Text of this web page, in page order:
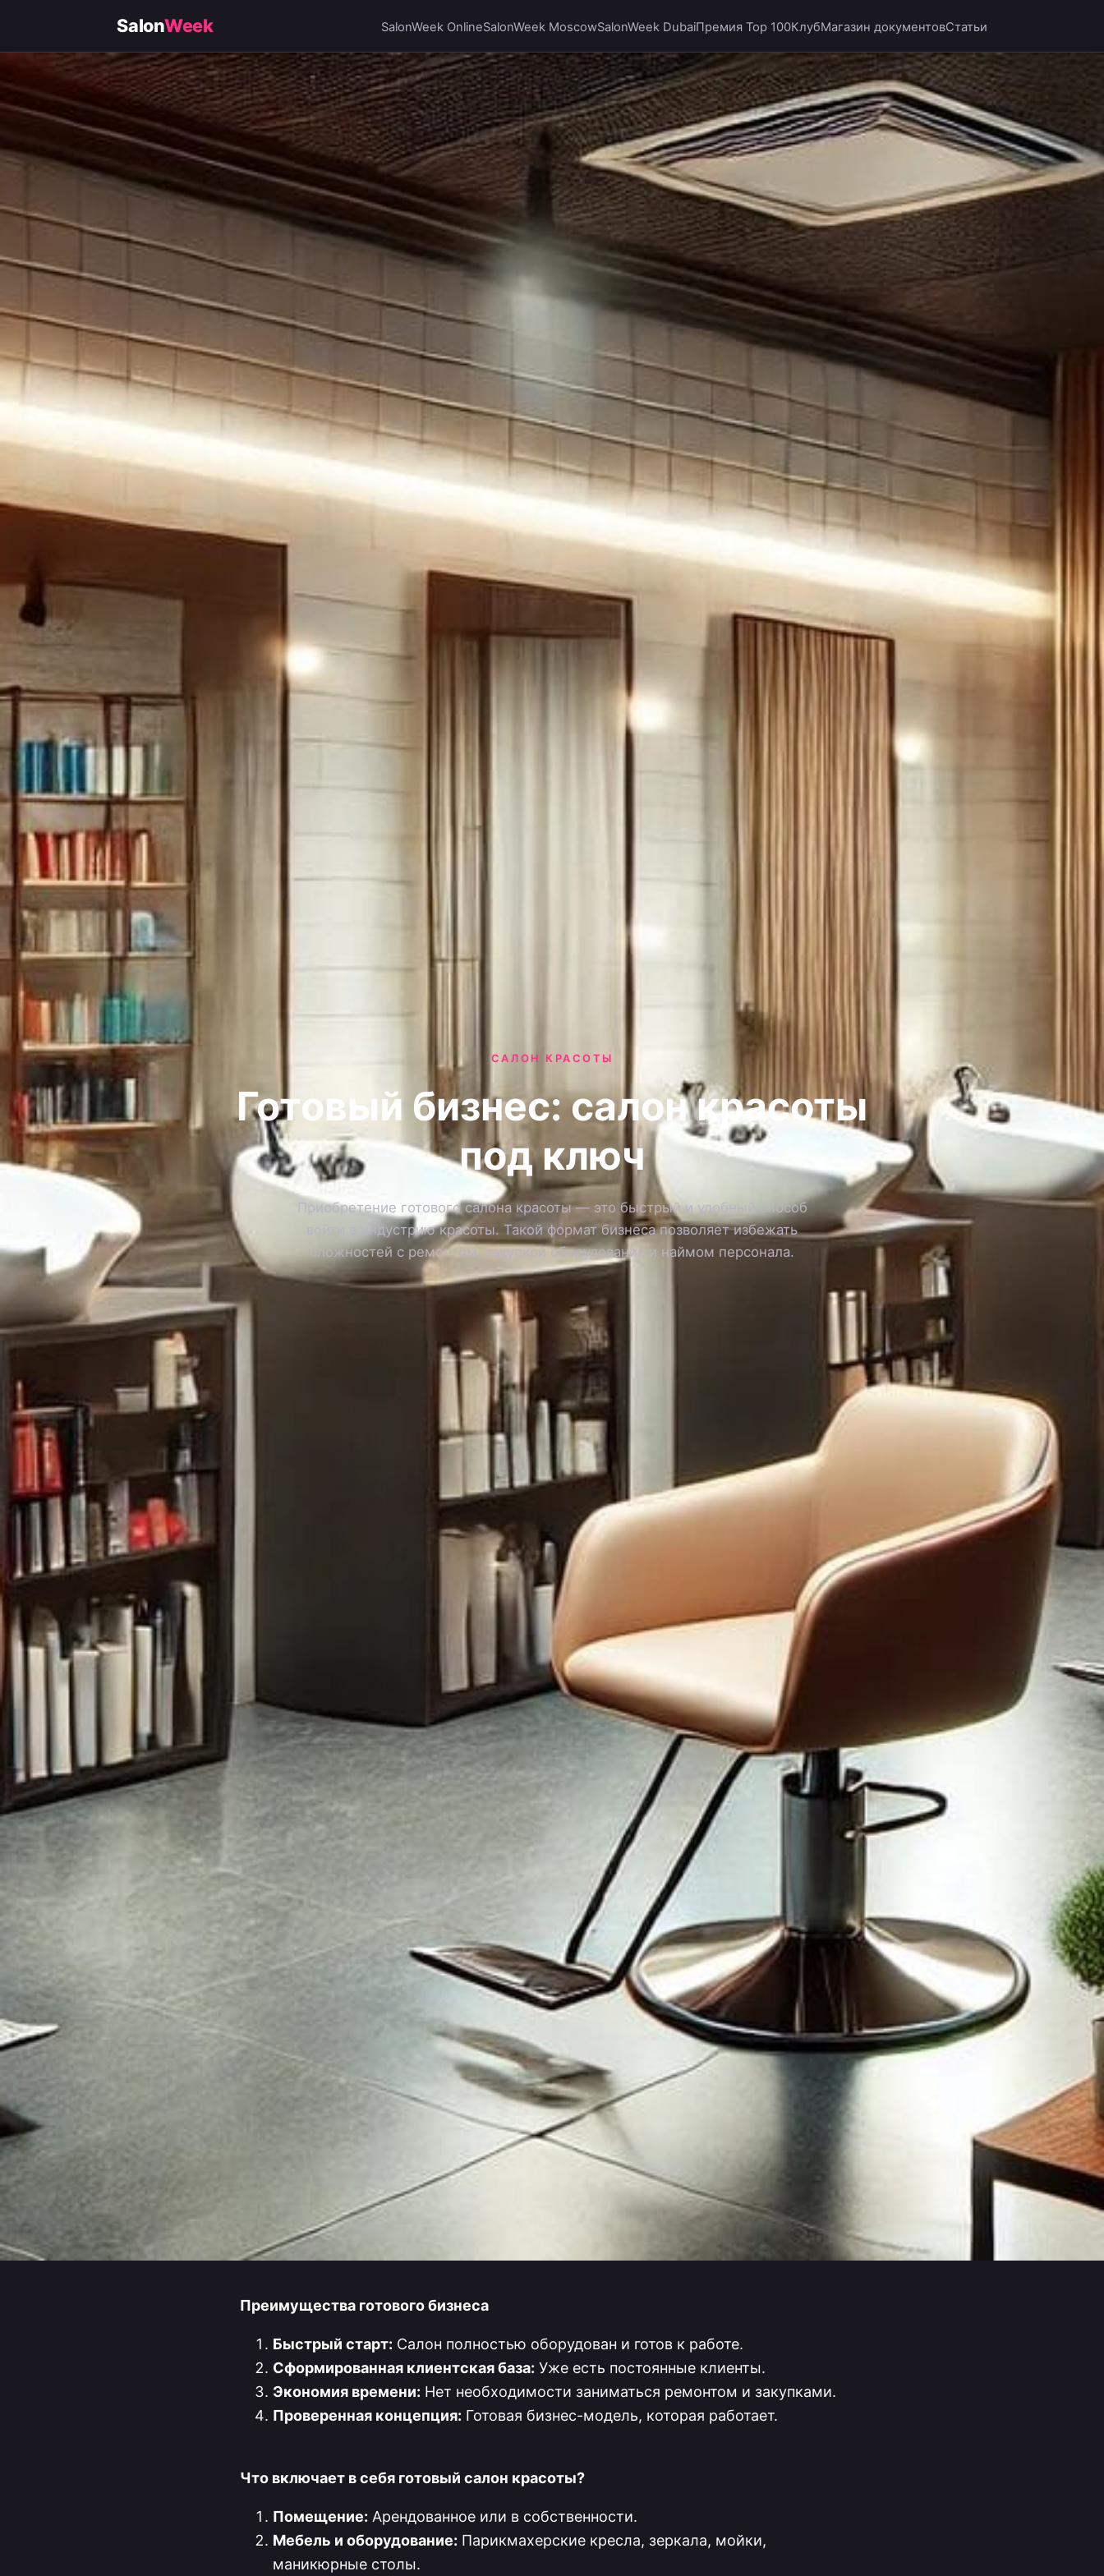
SalonWeek SalonWeek OnlineSalonWeek MoscowSalonWeek DubaiПремия Top 100КлубМагазин документовСтатьи
САЛОН КРАСОТЫ
Готовый бизнес: салон красоты
под ключ
Приобретение готового салона красоты — это быстрый и удобный способ
войти в индустрию красоты. Такой формат бизнеса позволяет избежать
сложностей с ремонтом, закупкой оборудования и наймом персонала.
Преимущества готового бизнеса
Быстрый старт: Салон полностью оборудован и готов к работе.
Сформированная клиентская база: Уже есть постоянные клиенты.
Экономия времени: Нет необходимости заниматься ремонтом и закупками.
Проверенная концепция: Готовая бизнес-модель, которая работает.
Что включает в себя готовый салон красоты?
Помещение: Арендованное или в собственности.
Мебель и оборудование: Парикмахерские кресла, зеркала, мойки,
маникюрные столы.